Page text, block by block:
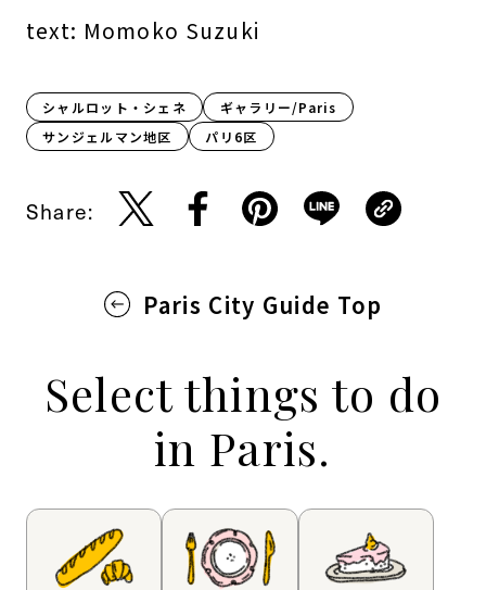
text: Momoko Suzuki
シャルロット・シェネ
ギャラリー/Paris
サンジェルマン地区
パリ6区
Share:
Paris City Guide Top
Select things to do
in Paris.